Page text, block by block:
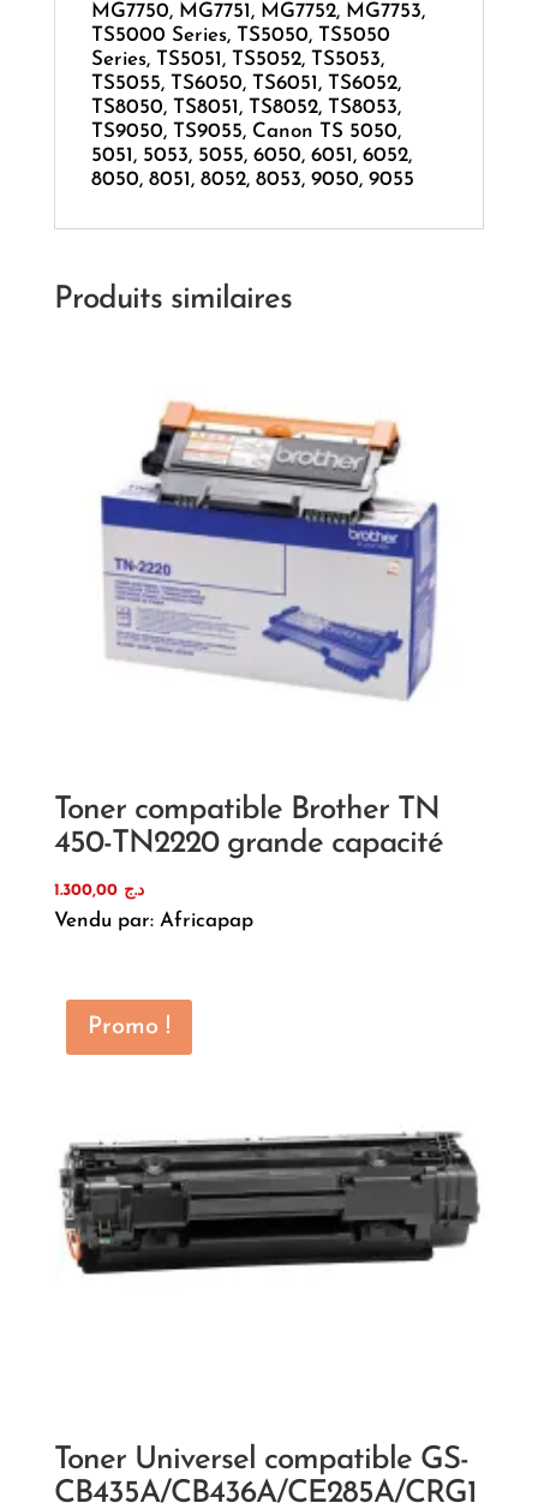
MG7750, MG7751, MG7752, MG7753,
TS5000 Series, TS5050, TS5050
Series, TS5051, TS5052, TS5053,
TS5055, TS6050, TS6051, TS6052,
TS8050, TS8051, TS8052, TS8053,
TS9050, TS9055, Canon TS 5050,
5051, 5053, 5055, 6050, 6051, 6052,
8050, 8051, 8052, 8053, 9050, 9055
Produits similaires
Toner compatible Brother TN
450-TN2220 grande capacité
د.ج 1.300,00
Vendu par: Africapap
Promo !
Toner Universel compatible GS-
CB435A/CB436A/CE285A/CRG1